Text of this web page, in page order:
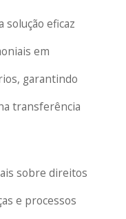
solução eficaz
em
garantindo
transferência
sobre direitos
e processos